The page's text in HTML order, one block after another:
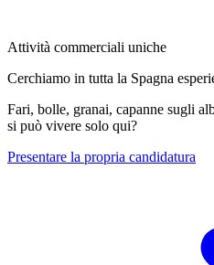
Attività commerciali uniche
Cerchiamo in tutta la Spagna
Fari, bolle, granai, capanne sugli
si può vivere solo qui?
Presentare la propria candidatura